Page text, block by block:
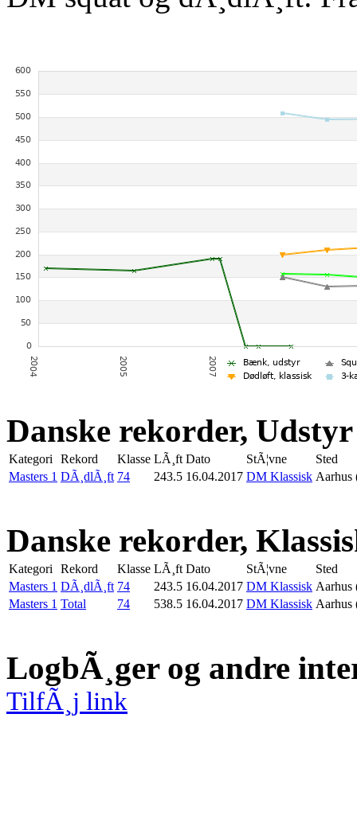
Danske rekorder, Udstyr
Kategori Rekord Klasse LÃ¸ft Dato StÃ¦vne
Sted
Masters 1 DÃ¸dlÃ¸ft 74 243.5 16.04.2017 DM Klassisk Aarhus
Danske rekorder,
Kategori Rekord Klasse LÃ¸ft Dato StÃ¦vne
Sted
Masters 1 DÃ¸dlÃ¸ft 74 243.5 16.04.2017 DM Klassisk Aarhus
Masters 1 Total 74 538.5 16.04.2017 DM Klassisk Aarhus
LogbÃ¸ger og andre
TilfÃ¸j link